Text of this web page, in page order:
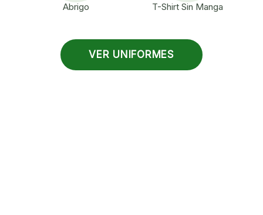
Abrigo T-Shirt Sin Manga
VER UNIFORMES